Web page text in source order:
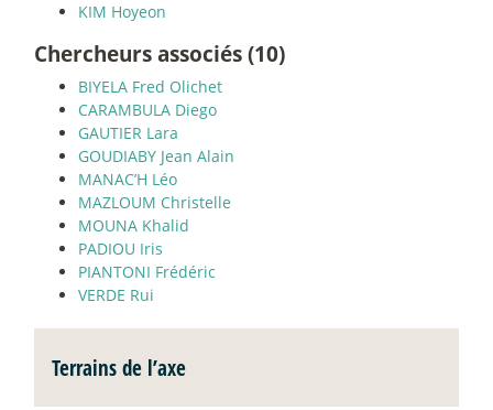
KIM Hoyeon
Chercheurs associés (10)
BIYELA Fred Olichet
CARAMBULA Diego
GAUTIER Lara
GOUDIABY Jean Alain
MANAC’H Léo
MAZLOUM Christelle
MOUNA Khalid
PADIOU Iris
PIANTONI Frédéric
VERDE Rui
Terrains de l’axe